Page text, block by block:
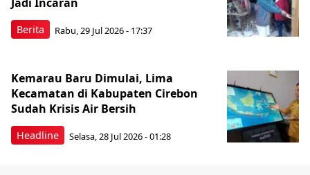
Berita Rabu, 29 Jul 2026 - 17:37
Headline
Kemarau Baru Dimulai, Lima
Kecamatan di Kabupaten Cirebon
Sudah Krisis Air Bersih
Selasa, 28 Jul 2026 - 01:28